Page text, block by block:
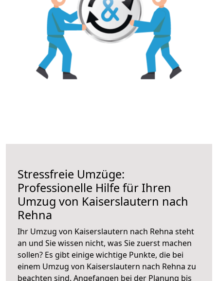
Stressfreie Umzüge:
Professionelle Hilfe für Ihren
Umzug von Kaiserslautern nach
Rehna
Ihr Umzug von Kaiserslautern nach Rehna steht
an und Sie wissen nicht, was Sie zuerst machen
sollen? Es gibt einige wichtige Punkte, die bei
einem Umzug von Kaiserslautern nach Rehna zu
beachten sind. Angefangen bei der Planung bis